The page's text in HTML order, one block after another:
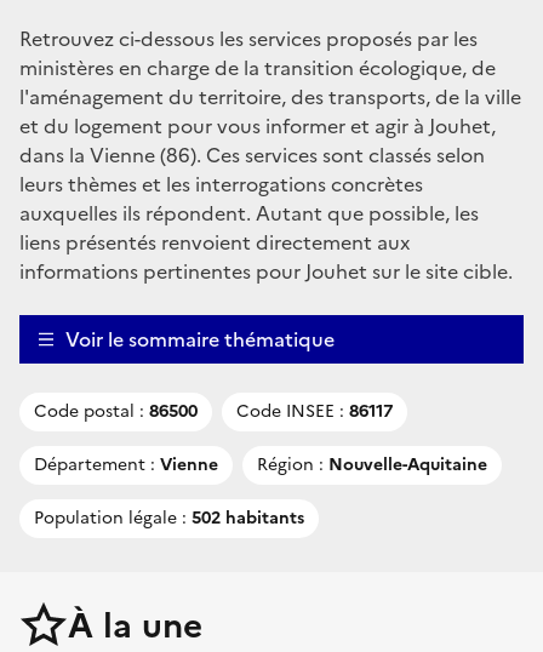
Retrouvez ci-dessous les services proposés par les
ministères en charge de la transition écologique, de
l'aménagement du territoire, des transports, de la ville
et du logement pour vous informer et agir à Jouhet,
dans la Vienne (86). Ces services sont classés selon
leurs thèmes et les interrogations concrètes
auxquelles ils répondent. Autant que possible, les
liens présentés renvoient directement aux
informations pertinentes pour Jouhet sur le site cible.
Voir le sommaire thématique
Code postal : 86500 Code INSEE : 86117
Département : Vienne Région : Nouvelle-Aquitaine
Population légale : 502 habitants
À la une